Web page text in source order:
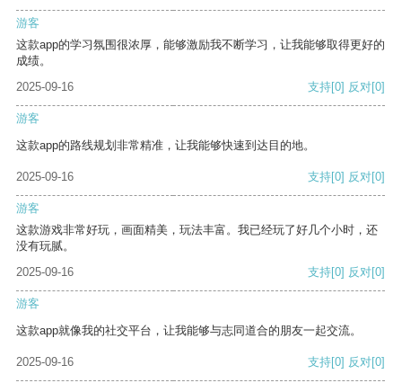
游客
这款app的学习氛围很浓厚，能够激励我不断学习，让我能够取得更好的
成绩。
2025-09-16
支持[0] 反对[0]
游客
这款app的路线规划非常精准，让我能够快速到达目的地。
2025-09-16 支持[0] 反对[0]
游客
这款游戏非常好玩，画面精美，玩法丰富。我已经玩了好几个小时，还
没有玩腻。
2025-09-16
支持[0] 反对[0]
游客
这款app就像我的社交平台，让我能够与志同道合的朋友一起交流。
2025-09-16 支持[0] 反对[0]